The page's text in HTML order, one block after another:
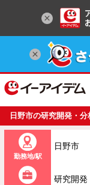
日野市の研究開発・
勤務地/駅
日野市
研究開発